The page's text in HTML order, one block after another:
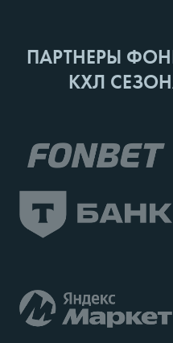
ПАРТНЕРЫ
КХЛ